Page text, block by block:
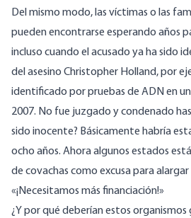
Del mismo modo, las víctimas o las
pueden encontrarse esperando años
incluso cuando el acusado ya ha sido
del asesino Christopher Holland, por
identificado por pruebas de ADN en
2007. No fue juzgado y condenado
sido inocente? Básicamente habría
ocho años. Ahora algunos estados
de covachas como excusa para
«¡Necesitamos más financiación!»
¿Y por qué deberían estos